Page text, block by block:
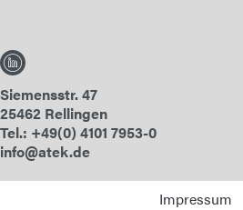
Siemensstr. 47
25462 Rellingen
Tel.: +49(0) 4101 7953-0
info@atek.de
Impressum